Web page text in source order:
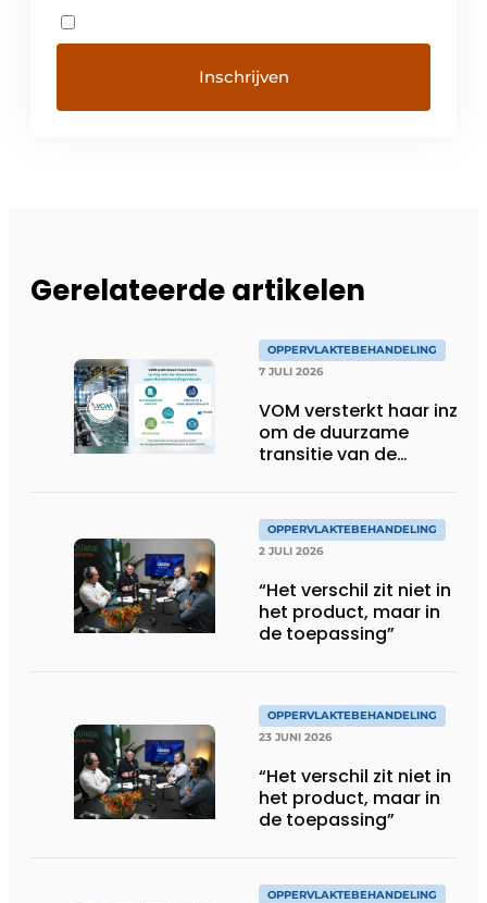
Gerelateerde artikelen
OPPERVLAKTEBEHANDELING
7 JULI 2026
VOM versterkt haar inzet
om de duurzame
transitie van de
OPPERVLAKTEBEHANDELING
2 JULI 2026
“Het verschil zit niet in
het product, maar in
de toepassing”
OPPERVLAKTEBEHANDELING
23 JUNI 2026
“Het verschil zit niet in
het product, maar in
de toepassing”
OPPERVLAKTEBEHANDELING